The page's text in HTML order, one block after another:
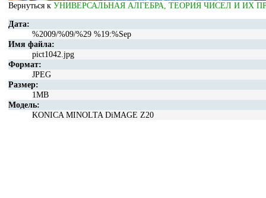
Вернуться кУНИВЕРСАЛЬНАЯ АЛГЕБРА, ТЕОРИЯ ЧИСЕЛ И ИХ
Дата:
%2009/%09/%29 %19:%Sep
Имя файла:
pict1042.jpg
Формат:
JPEG
Размер:
1MB
Модель:
KONICA MINOLTA DiMAGE Z20